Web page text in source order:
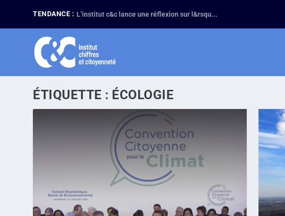
TENDANCE : L’institut c&c lance une réflexion sur l&rsqu...
ÉTIQUETTE : ÉCOLOGIE